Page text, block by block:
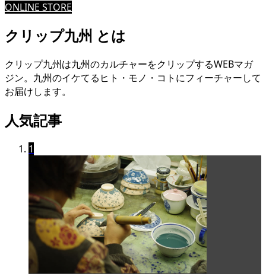
ONLINE STORE
クリップ九州 とは
クリップ九州は九州のカルチャーをクリップするWEBマガ
ジン。九州のイケてるヒト・モノ・コトにフィーチャーして
お届けします。
人気記事
1